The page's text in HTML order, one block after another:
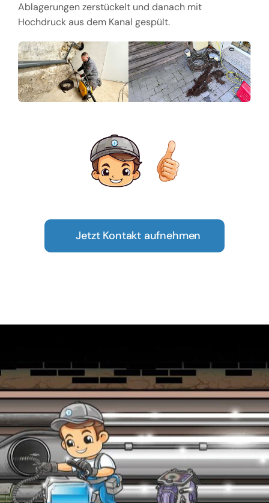
Ablagerungen zerstückelt und danach mit
Hochdruck aus dem Kanal gespült.
Jetzt Kontakt aufnehmen